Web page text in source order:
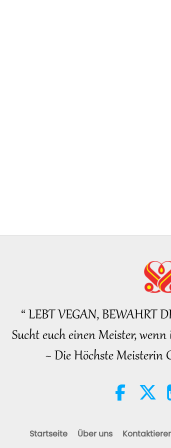
“ LEBT VEGAN, BEWAHRT
Sucht euch einen Meister,
~ Die Höchste Meisterin
Startseite Über uns